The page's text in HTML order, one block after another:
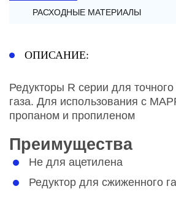
РАСХОДНЫЕ МАТЕРИАЛЫ
ОПИСАНИЕ:
Редукторы R серии для
газа. Для использования с
пропаном и пропиленом
Преимущества
Не для ацетилена
Редуктор для сжиженного